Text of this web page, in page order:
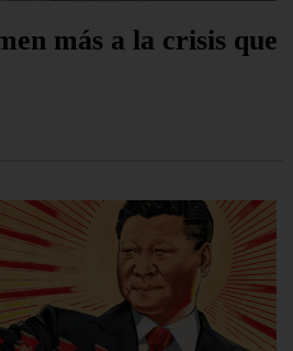
más a la crisis que